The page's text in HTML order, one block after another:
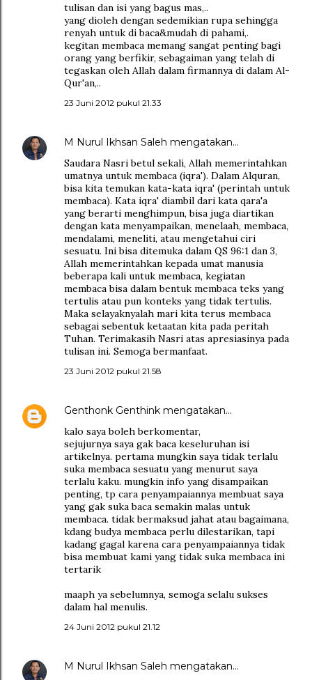
tulisan dan isi yang bagus mas,..
yang dioleh dengan sedemikian rupa sehingga
renyah untuk di baca&mudah di pahami,.
kegitan membaca memang sangat penting bagi
orang yang berfikir, sebagaiman yang telah di
tegaskan oleh Allah dalam firmannya di dalam Al-
Qur'an,..
23 Juni 2012 pukul 21.33
M Nurul Ikhsan Saleh mengatakan…
Saudara Nasri betul sekali, Allah memerintahkan
umatnya untuk membaca (iqra'). Dalam Alquran,
bisa kita temukan kata-kata iqra' (perintah untuk
membaca). Kata iqra' diambil dari kata qara'a
yang berarti menghimpun, bisa juga diartikan
dengan kata menyampaikan, menelaah, membaca,
mendalami, meneliti, atau mengetahui ciri
sesuatu. Ini bisa ditemuka dalam QS 96:1 dan 3,
Allah memerintahkan kepada umat manusia
beberapa kali untuk membaca, kegiatan
membaca bisa dalam bentuk membaca teks yang
tertulis atau pun konteks yang tidak tertulis.
Maka selayaknyalah mari kita terus membaca
sebagai sebentuk ketaatan kita pada peritah
Tuhan. Terimakasih Nasri atas apresiasinya pada
tulisan ini. Semoga bermanfaat.
23 Juni 2012 pukul 21.58
Genthonk Genthink mengatakan…
kalo saya boleh berkomentar,
sejujurnya saya gak baca keseluruhan isi
artikelnya. pertama mungkin saya tidak terlalu
suka membaca sesuatu yang menurut saya
terlalu kaku. mungkin info yang disampaikan
penting, tp cara penyampaiannya membuat saya
yang gak suka baca semakin malas untuk
membaca. tidak bermaksud jahat atau bagaimana,
kdang budya membaca perlu dilestarikan, tapi
kadang gagal karena cara penyampaiannya tidak
bisa membuat kami yang tidak suka membaca ini
tertarik
maaph ya sebelumnya, semoga selalu sukses
dalam hal menulis.
24 Juni 2012 pukul 21.12
M Nurul Ikhsan Saleh mengatakan…